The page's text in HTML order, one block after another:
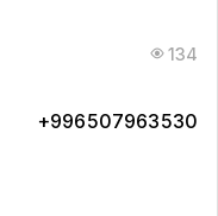
134
+996507963530